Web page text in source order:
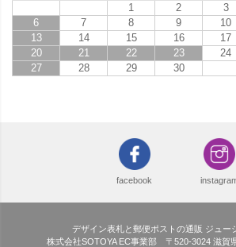
1
2 3
6
7 8 9 10
13
14 15 16 17
20
21 22 23 24
27
28 29 30
facebook
デザイン表札と郵便ポストの通販 ジュー
株式会社SOTOYA EC事業部 〒520-3024 滋賀